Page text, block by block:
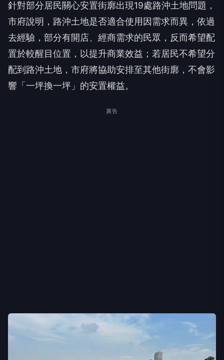
針對部分居民關心安置街廓出現19處路沖土地問題，
市府說明，路沖土地是否適合使用因需求而異，依過
去經驗，部分有開店、經商需求的民眾，反而希望配
置於較醒目位置，以提升商業效益；若居民不希望分
配到路沖土地，市府將協助安排至其他街廓，不會影
響「一坪換一坪」的安置權益。
廣告